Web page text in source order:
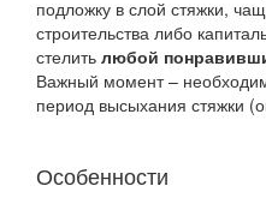
подложку в слой стяжки,
строительства либо
стелить любой
Важный момент –
период высыхания стяжки
Особенности